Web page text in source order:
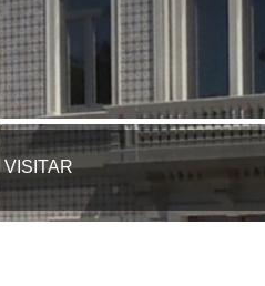
VISITAR